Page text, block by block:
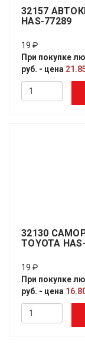
32157
HAS-77289
19 ₽
При покупке
руб. - цена
32130
TOYOTA
19 ₽
При покупке
руб. - цена